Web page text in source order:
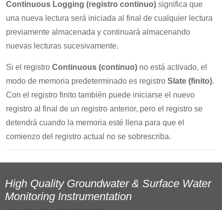
Continuous Logging (registro continuo) significa que
una nueva lectura será iniciada al final de cualquier lectura
previamente almacenada y continuará almacenando
nuevas lecturas sucesivamente.
Si el registro Continuous (continuo) no está activado, el
modo de memoria predeterminado es registro Slate (finito).
Con el registro finito también puede iniciarse el nuevo
registro al final de un registro anterior, pero el registro se
detendrá cuando la memoria esté llena para que el
comienzo del registro actual no se sobrescriba.
High Quality Groundwater & Surface Water
Monitoring Instrumentation